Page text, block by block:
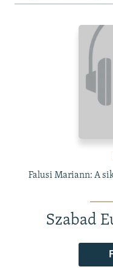
Falusi Mariann: A
Szabad